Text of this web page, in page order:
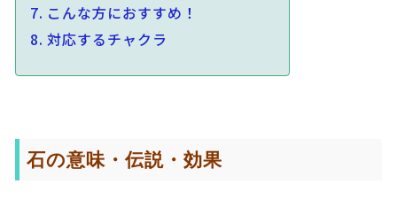
こんな方におすすめ！
対応するチャクラ
石の意味・伝説・効果